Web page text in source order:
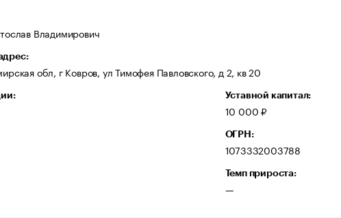
Владимирович
обл, г Ковров, ул Тимофея Павловского, д 2, кв 20
Уставной капитал:
10 000 ₽
ОГРН:
1073332003788
Темп прироста:
—